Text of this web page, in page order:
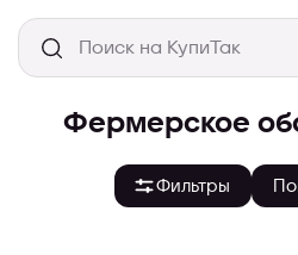
Фермерское
Фильтры